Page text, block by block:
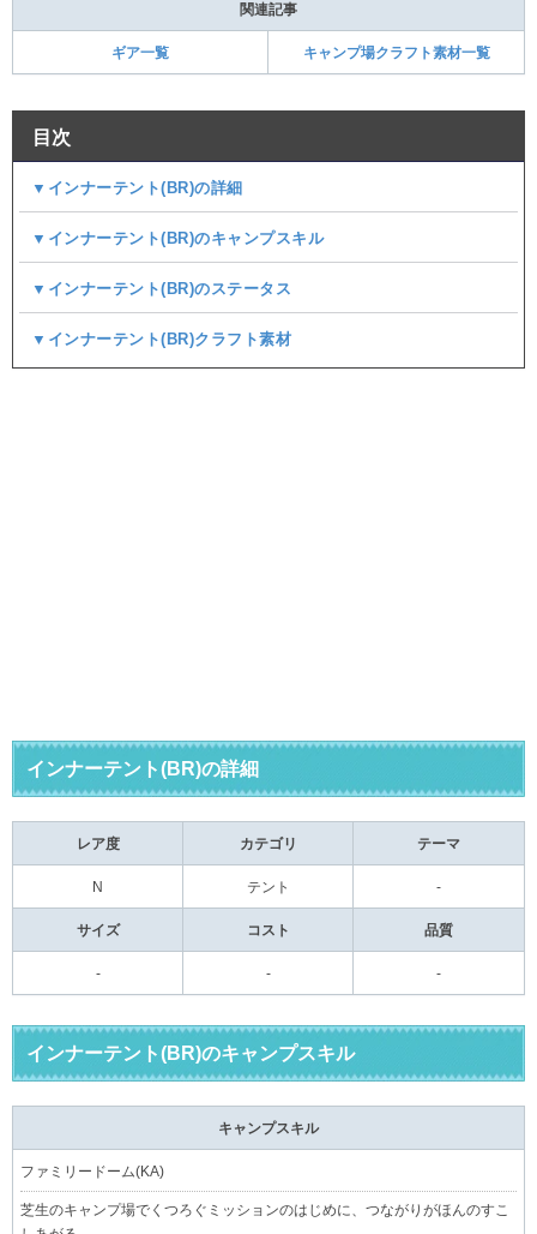
関連記事
ギア一覧 キャンプ場クラフト素材一覧
目次
▼インナーテント(BR)の詳細
▼インナーテント(BR)のキャンプスキル
▼インナーテント(BR)のステータス
▼インナーテント(BR)クラフト素材
インナーテント(BR)の詳細
レア度 カテゴリ テーマ
N テント -
サイズ コスト 品質
- - -
インナーテント(BR)のキャンプスキル
キャンプスキル
ファミリードーム(KA)
芝生のキャンプ場でくつろぐミッションのはじめに、つながりがほんのすこ